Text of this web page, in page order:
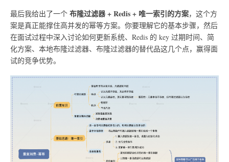
最后我给出了一个 布隆过滤器 + Redis + 唯一索引的方案，这个方
案是真正能撑住高并发的幂等方案。你要理解它的基本步骤，然后
在面试过程中深入讨论如何更新系统、Redis 的 key 过期时间、简
化方案、本地布隆过滤器、布隆过滤器的替代品这几个点，赢得面
试的竞争优势。